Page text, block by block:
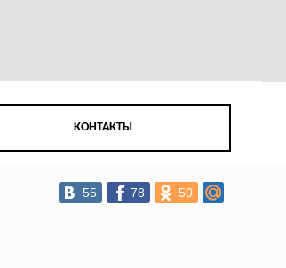
КОНТАКТЫ
55 78 50